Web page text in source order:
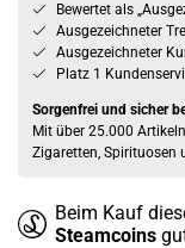
Bewertet als
Ausgezeichneter
Ausgezeichneter
Platz 1
Sorgenfrei und sicher
Mit über 25.000
Zigaretten, Spirituosen
Beim Kauf
Steamcoins